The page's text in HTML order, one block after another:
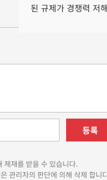
된 규제가 경쟁력 저
등록
제재를 받을 수 있습니다.
관리자의 판단에 의해 삭제 합니